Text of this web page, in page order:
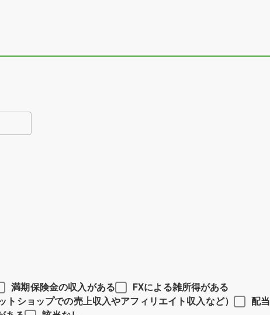
満期保険金の収入がある
FXによる雑所得がある
トショップでの売上収入やアフィリエイト収入など）
配